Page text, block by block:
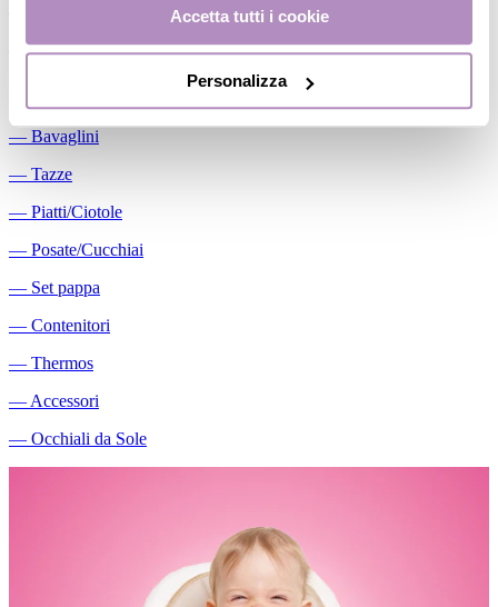
Accetta tutti i cookie
Personalizza
Conservalatte Materno
―Massaggiagengive
― Bavaglini
― Tazze
― Piatti/Ciotole
― Posate/Cucchiai
― Set pappa
― Contenitori
― Thermos
― Accessori
― Occhiali da Sole